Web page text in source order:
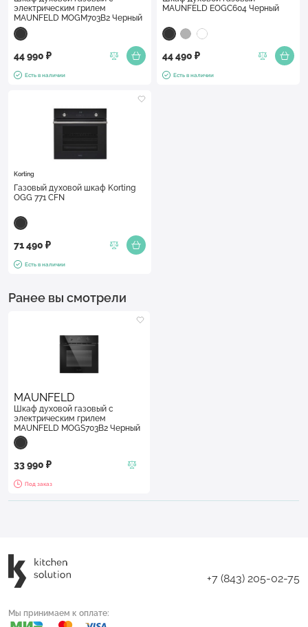
электрическим грилем
MAUNFELD MOGM703B2 Черный
44 990 ₽
Есть в наличии
MAUNFELD EOGC604 Черный
44 490 ₽
Есть в наличии
Korting
Газовый духовой шкаф Korting
OGG 771 CFN
71 490 ₽
Есть в наличии
Ранее вы смотрели
MAUNFELD
Шкаф духовой газовый с
электрическим грилем
MAUNFELD MOGS703B2 Черный
33 990 ₽
Под заказ
+7 (843) 205-02-75
Мы принимаем к оплате: